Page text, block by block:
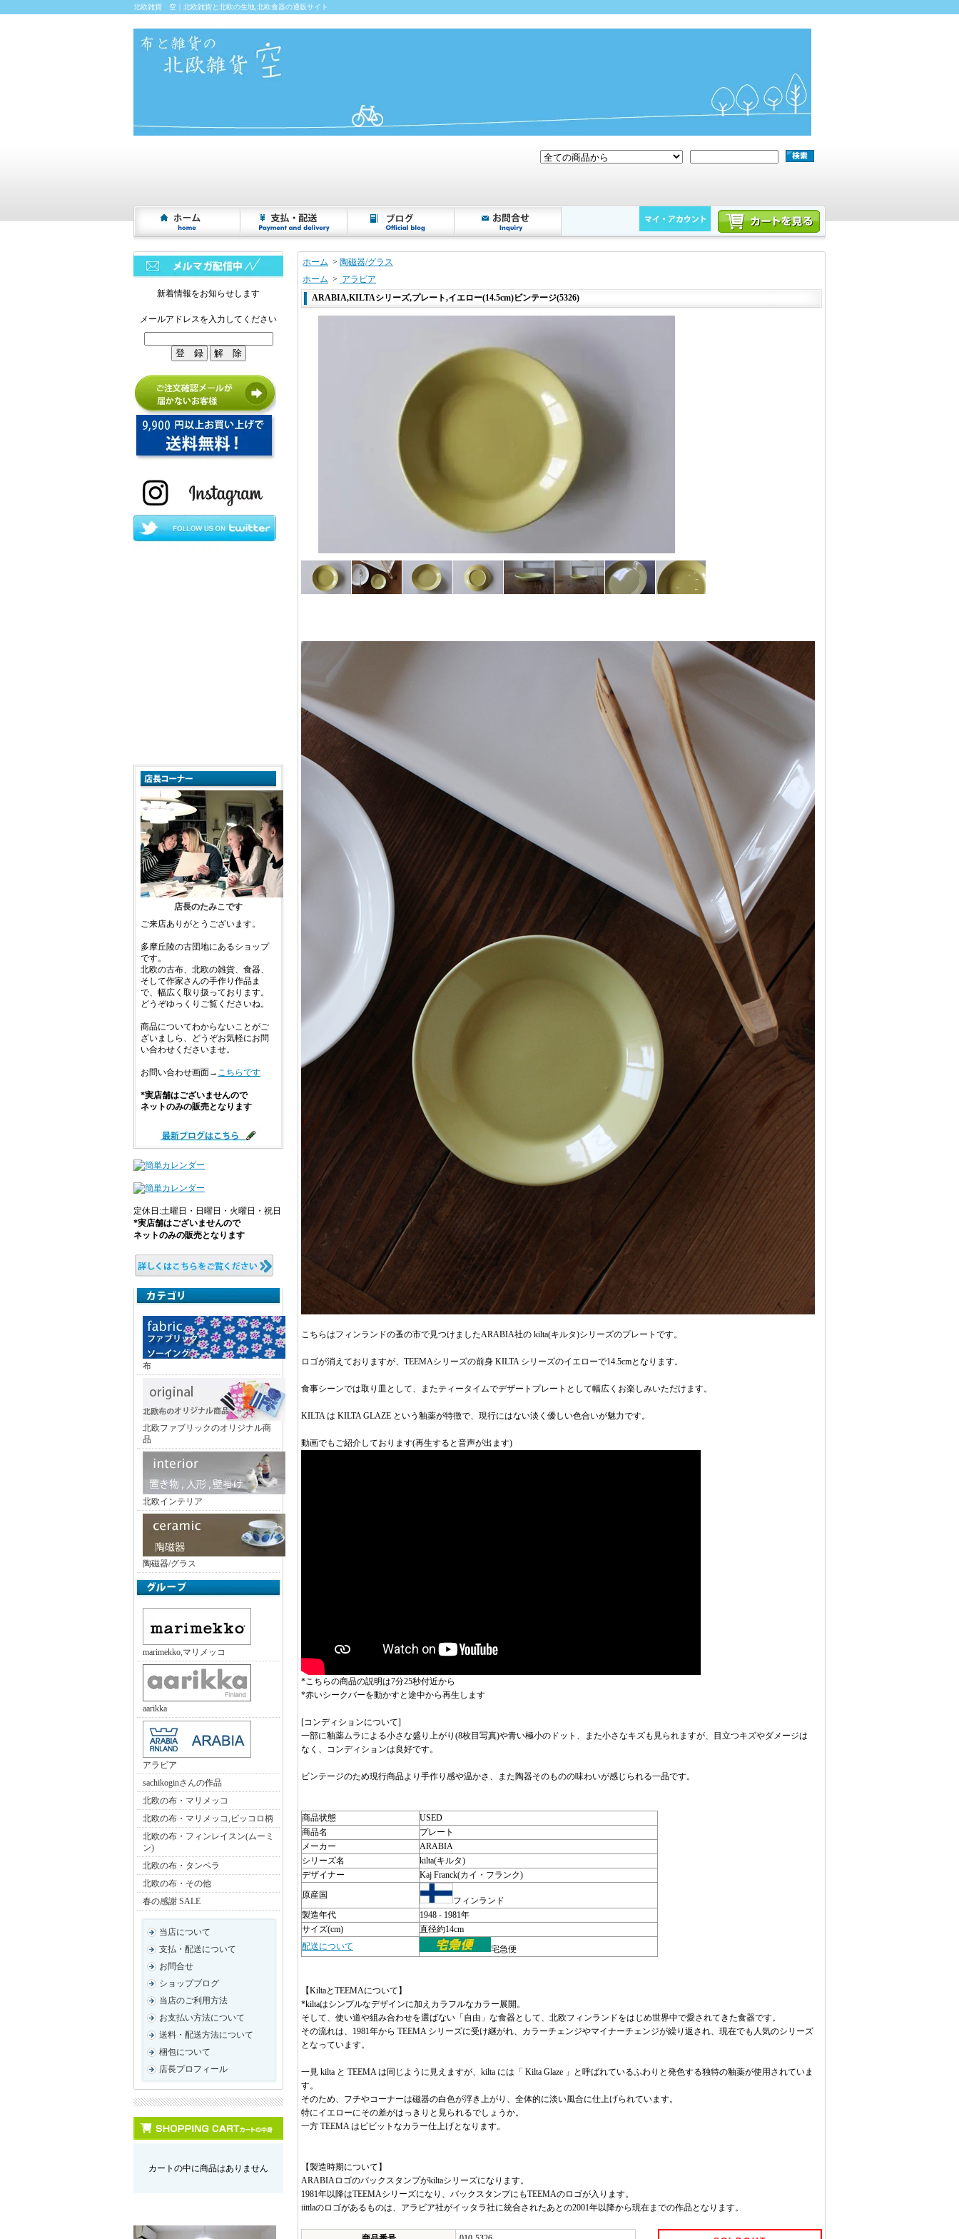
北欧雑貨 空｜北欧雑貨と北欧の生地,北欧食器の通販サイト
新着情報をお知らせします
メールアドレスを入力してください
店長のたみこです
ご来店ありがとうございます。
多摩丘陵の古団地にあるショップ
です。
北欧の古布、北欧の雑貨、食器、
そして作家さんの手作り作品ま
で、幅広く取り扱っております。
どうぞゆっくりご覧くださいね。
商品についてわからないことがご
ざいましら、どうぞお気軽にお問
い合わせくださいませ。
お問い合わせ画面→ こちらです
*実店舗はございませんので
ネットのみの販売となります
定休日:土曜日・日曜日・火曜日・祝日
*実店舗はございませんので
ネットのみの販売となります
布
北欧ファブリックのオリジナル商
品
北欧インテリア
陶磁器/グラス
marimekko,マリメッコ
aarikka
アラビア
sachikoginさんの作品
北欧の布・マリメッコ
北欧の布・マリメッコ,ピッコロ柄
北欧の布・フィンレイスン(ムーミ
ン)
北欧の布・タンペラ
北欧の布・その他
春の感謝 SALE
当店について
支払・配送について
お問合せ
ショップブログ
当店のご利用方法
お支払い方法について
送料・配送方法について
梱包について
店長プロフィール
カートの中に商品はありません
ホーム > 陶磁器/グラス
ホーム > アラビア
ARABIA,KILTAシリーズ,プレート,イエロー(14.5cm)ビンテージ(5326)
こちらはフィンランドの蚤の市で見つけましたARABIA社の kilta(キルタ)シリーズのプレートです。
ロゴが消えておりますが、TEEMAシリーズの前身 KILTA シリーズのイエローで14.5cmとなります。
食事シーンでは取り皿として、またティータイムでデザートプレートとして幅広くお楽しみいただけます。
KILTA は KILTA GLAZE という釉薬が特徴で、現行にはない淡く優しい色合いが魅力です。
動画でもご紹介しております(再生すると音声が出ます)
*こちらの商品の説明は7分25秒付近から
*赤いシークバーを動かすと途中から再生します
[コンディションについて]
一部に釉薬ムラによる小さな盛り上がり(8枚目写真)や青い極小のドット、また小さなキズも見られますが、目立つキズやダメージは
なく、コンディションは良好です。
ビンテージのため現行商品より手作り感や温かさ、また陶器そのものの味わいが感じられる一品です。
商品状態
USED
商品名
プレート
メーカー
ARABIA
シリーズ名
kilta(キルタ)
デザイナー
Kaj Franck(カイ・フランク)
原産国
フィンランド
製造年代
1948 - 1981年
サイズ(cm)
直径約14cm
配送について
宅急便
【KiltaとTEEMAについて】
*kiltaはシンプルなデザインに加えカラフルなカラー展開。
そして、使い道や組み合わせを選ばない「自由」な食器として、北欧フィンランドをはじめ世界中で愛されてきた食器です。
その流れは、1981年から TEEMA シリーズに受け継がれ、カラーチェンジやマイナーチェンジが繰り返され、現在でも人気のシリーズ
となっています。
一見 kilta と TEEMA は同じように見えますが、kilta には「 Kilta Glaze 」と呼ばれているふわりと発色する独特の釉薬が使用されていま
す。
そのため、フチやコーナーは磁器の白色が浮き上がり、全体的に淡い風合に仕上げられています。
特にイエローにその差がはっきりと見られるでしょうか。
一方 TEEMA はビビットなカラー仕上げとなります。
【製造時期について】
ARABIAロゴのバックスタンプがkiltaシリーズになります。
1981年以降はTEEMAシリーズになり、バックスタンプにもTEEMAのロゴが入ります。
iittlaのロゴがあるものは、アラビア社がイッタラ社に統合されたあとの2001年以降から現在までの作品となります。